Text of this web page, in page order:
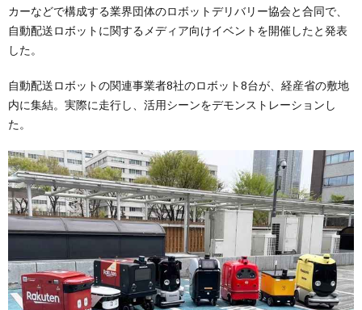
カーなどで構成する業界団体のロボットデリバリー協会と合同で、
自動配送ロボットに関するメディア向けイベントを開催したと発表
した。
自動配送ロボットの関連事業者8社のロボット8台が、経産省の敷地
内に集結。実際に走行し、活用シーンをデモンストレーションし
た。